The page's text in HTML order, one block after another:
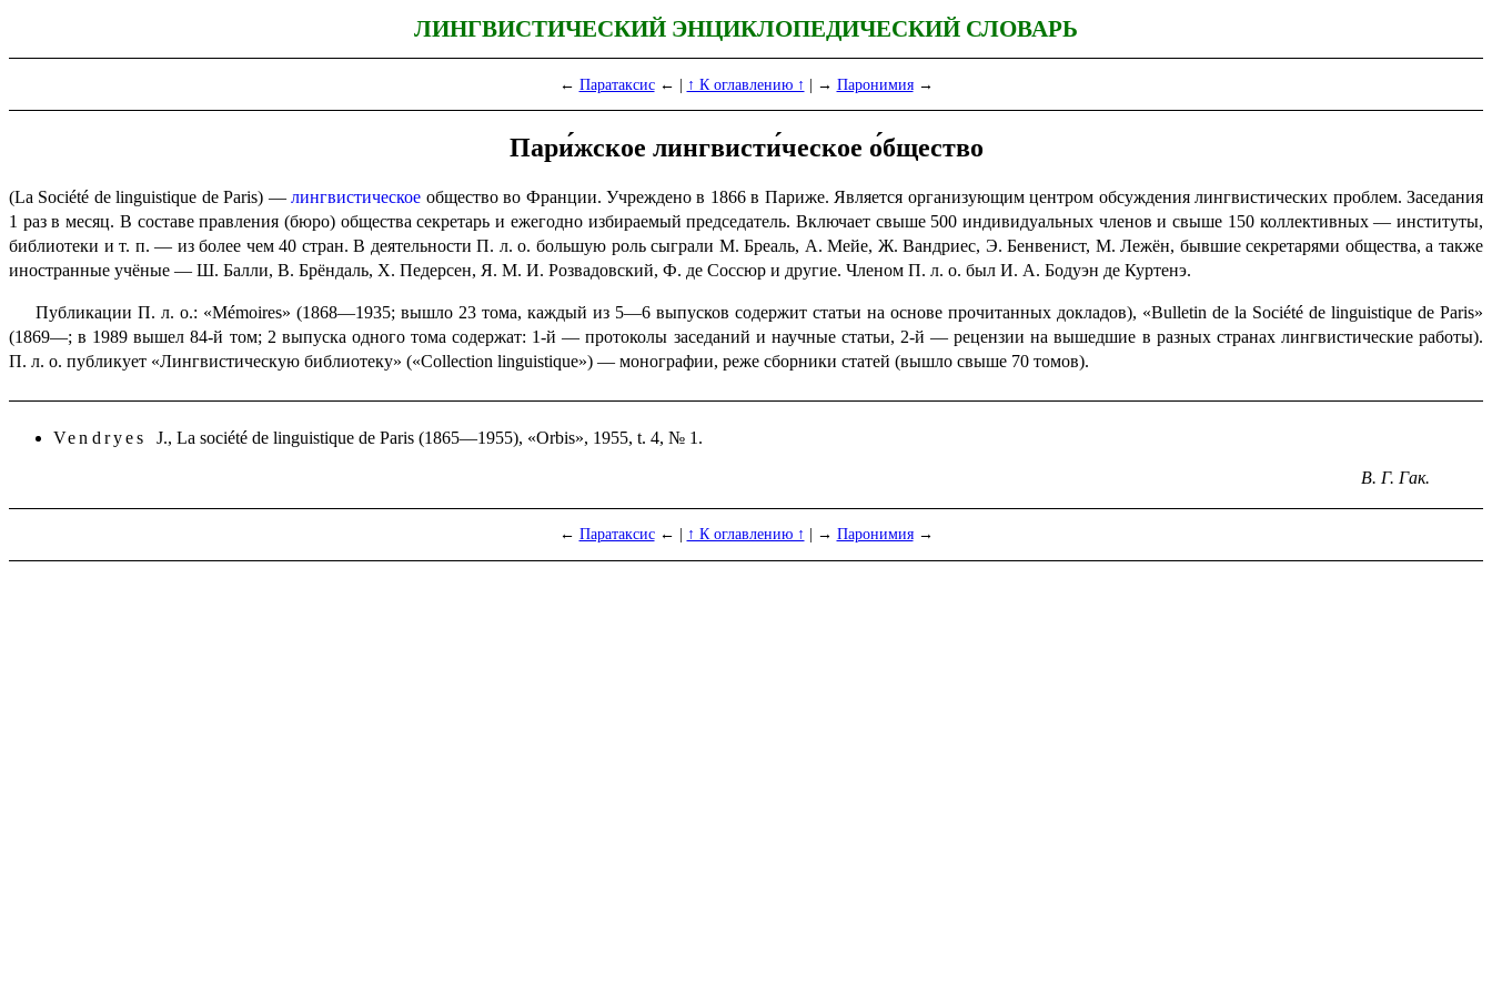
ЛИНГВИСТИЧЕСКИЙ ЭНЦИКЛОПЕДИЧЕСКИЙ СЛОВАРЬ
← Паратаксис← | ↑ К оглавлению ↑ | → Паронимия→
Пари́жское лингвисти́ческое о́бщество
(La Société de linguistique de Paris) —лингвистическое общество во Франции. Учреждено в 1866 в Париже. Является организующим центром обсуждения лингвистических проблем. Заседания
1 раз в месяц. В составе правления (бюро) общества секретарь и ежегодно избираемый пред­се­да­тель. Вклю­ча­ет свыше 500 индивидуальных членов и свыше 150 коллектив­ных — институты,
библиотеки и т. п. — из более чем 40 стран. В деятельности П. л. о. большую роль сыграли М. Бреаль, А. Мейе, Ж. Вандриес, Э. Бенвенист, М. Лежён, бывшие секретарями общества, а также
иностранные учёные — Ш. Балли, В. Брёндаль, Х. Педерсен, Я. М. И. Розвадовский, Ф. де Соссюр и другие. Членом П. л. о. был И. А. Бодуэн де Куртенэ.
Публикации П. л. о.: «Mémoires» (1868—1935; вышло 23 тома, каждый из 5—6 выпусков содер­жит статьи на основе прочитанных докладов), «Bulletin de la Société de linguistique de Paris»
(1869—; в 1989 вышел 84‑й том; 2 выпуска одного тома содержат: 1‑й — протоколы заседаний и научные статьи, 2‑й — рецензии на вышедшие в разных странах лингвистические работы).
П. л. о. публикует «Лингви­сти­че­скую библиотеку» («Collection linguistique») — моно­гра­фии, реже сборники статей (вышло свыше 70 томов).
Vendryes J., La société de linguistique de Paris (1865—1955), «Orbis», 1955, t. 4, № 1.
В. Г. Гак.
← Паратаксис← | ↑ К оглавлению ↑ | → Паронимия→